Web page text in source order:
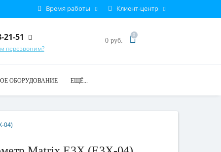
Время работы Клиент-центр
21-51
перезвоним?
0 руб.
0
ОБОРУДОВАНИЕ ЕЩЁ...
04)